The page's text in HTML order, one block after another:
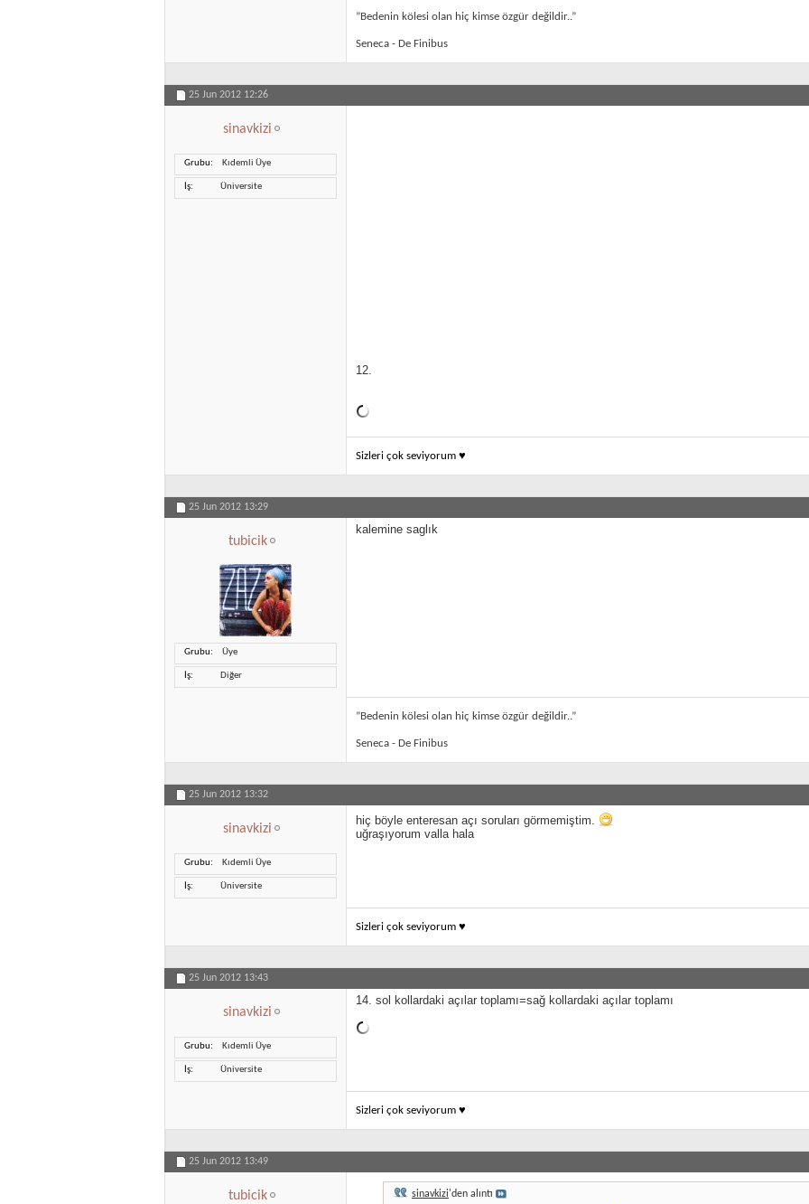
”Bedenin kölesi olan hiç kimse özgür değildir..”
Seneca - De Finibus
25 Jun 2012 12:26
sinavkizi
Grubu Kıdemli Üye
İş Üniversite
12.
Sizleri çok seviyorum ♥
25 Jun 2012 13:29
tubicik
Grubu Üye
İş Diğer
kalemine saglık
”Bedenin kölesi olan hiç kimse özgür değildir..”
Seneca - De Finibus
25 Jun 2012 13:32
sinavkizi
Grubu Kıdemli Üye
İş Üniversite
hiç böyle enteresan açı soruları görmemiştim.
uğraşıyorum valla hala
Sizleri çok seviyorum ♥
25 Jun 2012 13:43
sinavkizi
Grubu Kıdemli Üye
İş Üniversite
14. sol kollardaki açılar toplamı=sağ kollardaki açılar toplamı
Sizleri çok seviyorum ♥
25 Jun 2012 13:49
tubicik sinavkizi'den alıntı